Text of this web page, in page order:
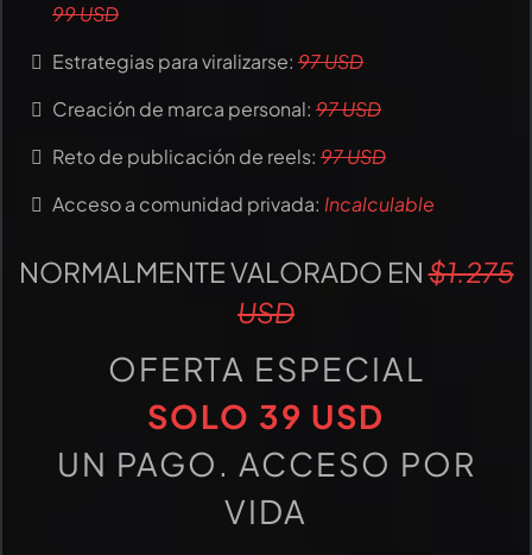
99 USD
Estrategias para viralizarse: 97 USD
Creación de marca personal: 97 USD
Reto de publicación de reels: 97 USD
Acceso a comunidad privada: Incalculable
NORMALMENTE VALORADO EN$1.275
USD
OFERTA ESPECIAL
SOLO 39 USD
UN PAGO. ACCESO POR
VIDA